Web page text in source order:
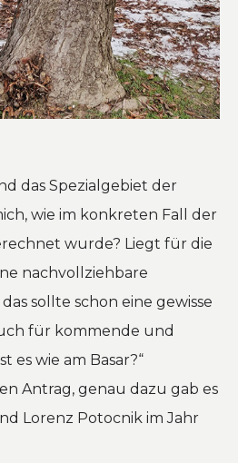
das Spezialgebiet der
wie im konkreten Fall der
wurde? Liegt für die
nachvollziehbare
sollte schon eine gewisse
für kommende und
es wie am Basar?“
Antrag, genau dazu gab es
Lorenz Potocnik im Jahr